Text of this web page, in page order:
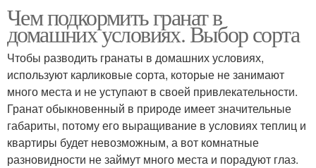
Чем подкормить гранат в
домашних условиях. Выбор сорта
Чтобы разводить гранаты в домашних условиях,
используют карликовые сорта, которые не занимают
много места и не уступают в своей привлекательности.
Гранат обыкновенный в природе имеет значительные
габариты, потому его выращивание в условиях теплиц и
квартиры будет невозможным, а вот комнатные
разновидности не займут много места и порадуют глаз.